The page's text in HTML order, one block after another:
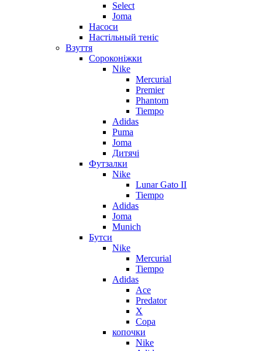
Select
Joma
Насоси
Настільный теніс
Взуття
Сороконіжки
Nike
Mercurial
Premier
Phantom
Tiempo
Adidas
Puma
Joma
Дитячі
Футзалки
Nike
Lunar Gato II
Tiempo
Adidas
Joma
Munich
Бутси
Nike
Mercurial
Tiempo
Adidas
Ace
Predator
X
Copa
копочки
Nike